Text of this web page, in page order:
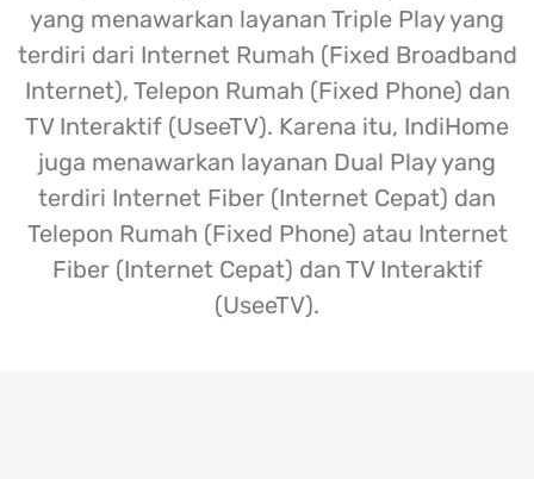
yang menawarkan layanan Triple Play yang
terdiri dari Internet Rumah (Fixed Broadband
Internet), Telepon Rumah (Fixed Phone) dan
TV Interaktif (UseeTV). Karena itu, IndiHome
juga menawarkan layanan Dual Play yang
terdiri Internet Fiber (Internet Cepat) dan
Telepon Rumah (Fixed Phone) atau Internet
Fiber (Internet Cepat) dan TV Interaktif
(UseeTV).